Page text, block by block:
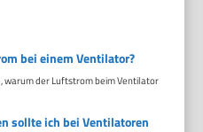
bei einem Ventilator?
warum der Luftstrom beim Ventilator
sollte ich bei Ventilatoren